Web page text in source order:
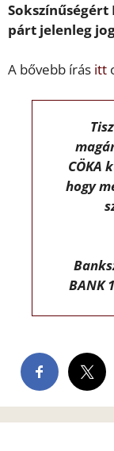
Sokszínűségért
párt jelenleg
A bővebb írás itt
CÖKA
hogy
BANK